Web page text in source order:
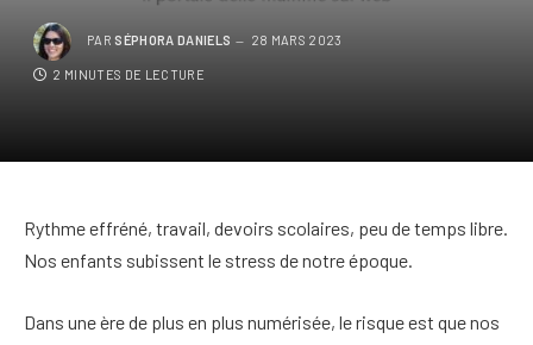
PAR SÉPHORA DANIELS 28 MARS 2023
2 MINUTES DE LECTURE
Rythme effréné, travail, devoirs scolaires, peu de temps libre.
Nos enfants subissent le stress de notre époque.
Dans une ère de plus en plus numérisée, le risque est que nos